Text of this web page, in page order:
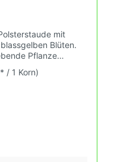
mit
Blüten.
Pflanze
Standorte wie
und
/ 1 Korn)